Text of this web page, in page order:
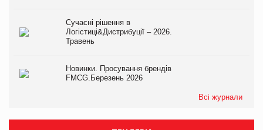
Сучасні рішення в
Логістиці&Дистрибуції – 2026.
Травень
Новинки. Просування брендів
FMCG.Березень 2026
Всі журнали